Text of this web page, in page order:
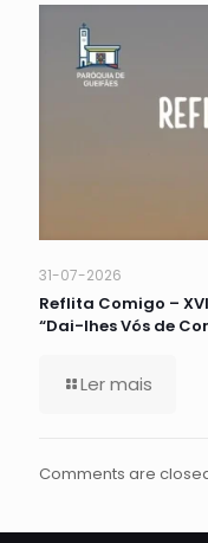
31-07-2026
Reflita Comigo –
“Dai-lhes Vós de
Ler mais
Comments are